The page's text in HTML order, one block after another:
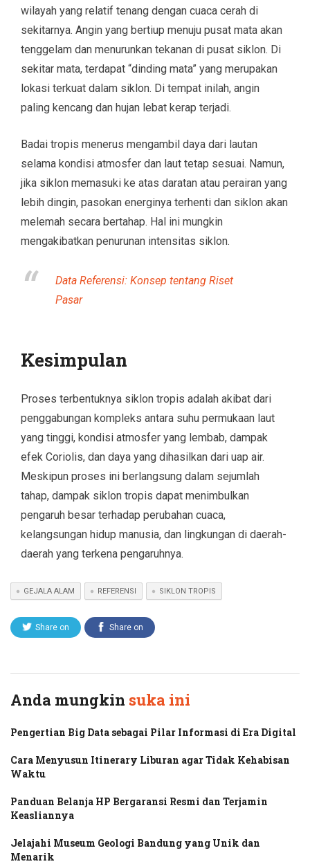
wilayah yang relatif tenang dengan cuaca cerah di
sekitarnya. Angin yang bertiup menuju pusat mata akan
tenggelam dan menurunkan tekanan di pusat siklon. Di
sekitar mata, terdapat “dinding mata” yang merupakan
lokasi terkuat dalam siklon. Di tempat inilah, angin
paling kencang dan hujan lebat kerap terjadi.
Badai tropis menerus mengambil daya dari lautan
selama kondisi atmosfer dan laut tetap sesuai. Namun,
jika siklon memasuki ke atas daratan atau perairan yang
lebih dingin, pasokan energinya terhenti dan siklon akan
melemah secara bertahap. Hal ini mungkin
mengakibatkan penurunan intensitas siklon.
Data Referensi: Konsep tentang Riset
Pasar
Kesimpulan
Proses terbentuknya siklon tropis adalah akibat dari
penggabungan kompleks antara suhu permukaan laut
yang tinggi, kondisi atmosfer yang lembab, dampak
efek Coriolis, dan daya yang dihasilkan dari uap air.
Meskipun proses ini berlangsung dalam sejumlah
tahap, dampak siklon tropis dapat menimbulkan
pengaruh besar terhadap perubahan cuaca,
kelangsungan hidup manusia, dan lingkungan di daerah-
daerah yang terkena pengaruhnya.
GEJALA ALAM REFERENSI SIKLON TROPIS
Share on Share on
Anda mungkin suka ini
Pengertian Big Data sebagai Pilar Informasi di Era Digital
Cara Menyusun Itinerary Liburan agar Tidak Kehabisan
Waktu
Panduan Belanja HP Bergaransi Resmi dan Terjamin
Keasliannya
Jelajahi Museum Geologi Bandung yang Unik dan
Menarik